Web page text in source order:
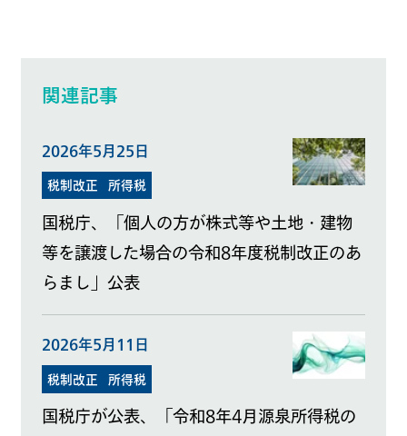
関連記事
2026年5月25日
税制改正 所得税
国税庁、「個人の方が株式等や土地・建物
等を譲渡した場合の令和8年度税制改正のあ
らまし」公表
2026年5月11日
税制改正 所得税
国税庁が公表、「令和8年4月源泉所得税の